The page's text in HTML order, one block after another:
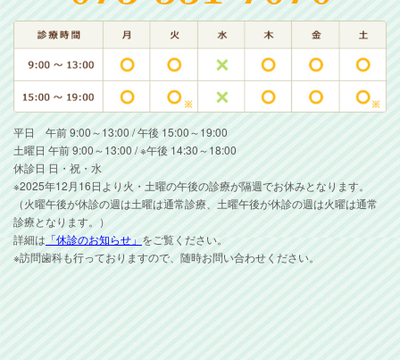
平日 午前 9:00～13:00 / 午後 15:00～19:00
土曜日 午前 9:00～13:00 / ※午後 14:30～18:00
休診日 日・祝・水
※2025年12月16日より火・土曜の午後の診療が隔週でお休みとなります。
（火曜午後が休診の週は土曜は通常診療、土曜午後が休診の週は火曜は通常
診療となります。）
詳細は 「休診のお知らせ」 をご覧ください。
※訪問歯科も行っておりますので、随時お問い合わせください。